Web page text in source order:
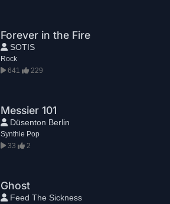
Forever in the Fire
SOTIS
Rock
641
229
Messier 101
Düsenton Berlin
Synthie Pop
33
2
Ghost
Feed The Sickness